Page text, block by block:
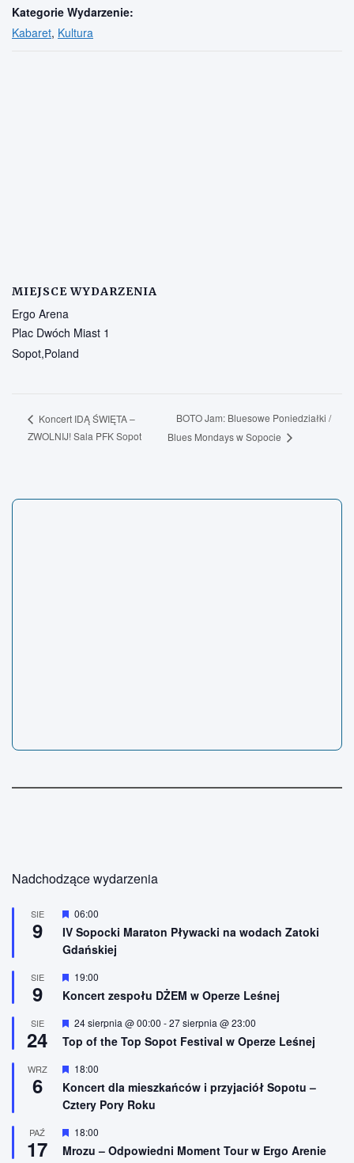
Kategorie Wydarzenie:
Kabaret, Kultura
MIEJSCE WYDARZENIA
Ergo Arena
Plac Dwóch Miast 1
Sopot,Poland
Koncert IDĄ ŚWIĘTA –
ZWOLNIJ! Sala PFK Sopot
BOTO Jam: Bluesowe Poniedziałki /
Blues Mondays w Sopocie
Nadchodzące wydarzenia
SIE
9
W
y
r
ó
n
o
e
06:00
IV Sopocki Maraton Pływacki na wodach Zatoki
Gdańskiej
SIE
9
W
r
ż
n
o
n
e
19:00
Koncert zespołu DŻEM w Operze Leśnej
SIE
24
W
r
ż
n
o
e
24 sierpnia @ 00:00 -27 sierpnia @ 23:00
Top of the Top Sopot Festival w Operze Leśnej
WRZ
6
W
r
ó
n
o
18:00
Koncert dla mieszkańców i przyjaciół Sopotu –
Cztery Pory Roku
PAŹ
17
W
r
18:00
Mrozu – Odpowiedni Moment Tour w Ergo Arenie